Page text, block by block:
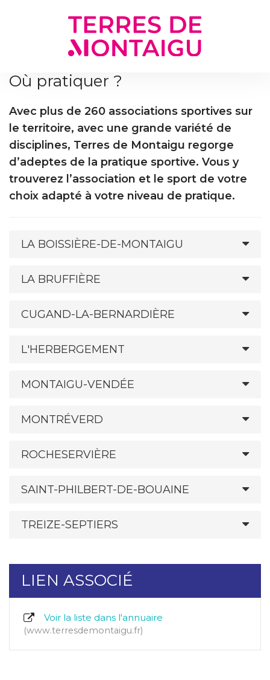
Où pratiquer ?
Avec plus de 260 associations sportives sur
le territoire, avec une grande variété de
disciplines, Terres de Montaigu regorge
d’adeptes de la pratique sportive. Vous y
trouverez l’association et le sport de votre
choix adapté à votre niveau de pratique.
LA BOISSIÈRE-DE-MONTAIGU
LA BRUFFIÈRE
CUGAND-LA-BERNARDIÈRE
L'HERBERGEMENT
MONTAIGU-VENDÉE
MONTRÉVERD
ROCHESERVIÈRE
SAINT-PHILBERT-DE-BOUAINE
TREIZE-SEPTIERS
LIEN ASSOCIÉ
Voir la liste dans l'annuaire
www.terresdemontaigu.fr